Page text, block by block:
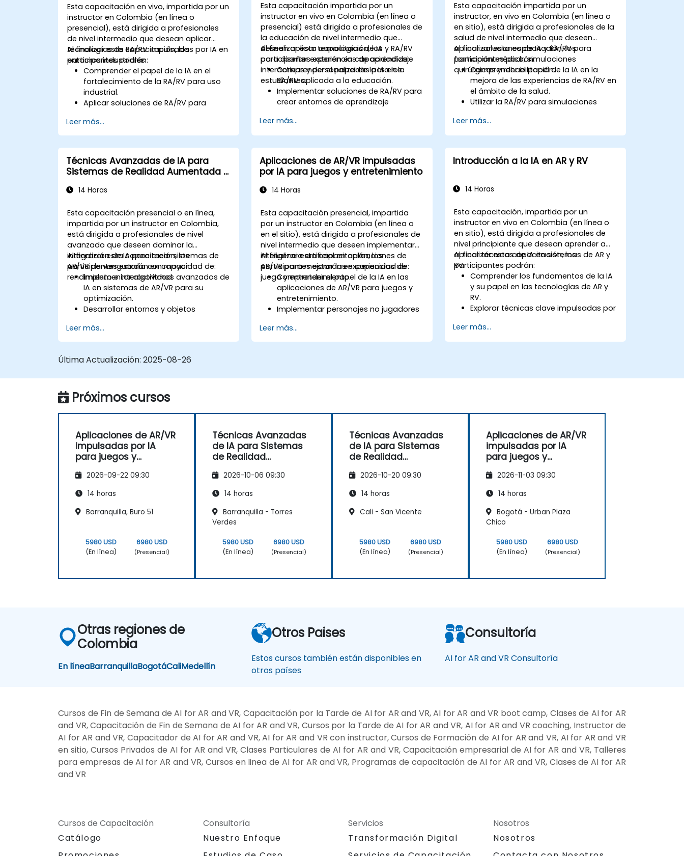
Esta capacitación en vivo, impartida por un
instructor en Colombia (en línea o
presencial), está dirigida a profesionales
de nivel intermedio que desean aplicar
tecnologías de RA/RV impulsadas por IA en
entornos industriales.
Al finalizar esta capacitación, los
participantes podrán:
Comprender el papel de la IA en el
fortalecimiento de la RA/RV para uso
industrial.
Aplicar soluciones de RA/RV para
mantenimiento.
Integrar algoritmos de IA para el
mantenimiento predictivo en entornos
de RA/RV.
Desarrollar aplicaciones de RA/RV
aumentadas con IA para mejorar la
formación y la seguridad de los
Leer más...
Esta capacitación impartida por un
instructor en vivo en Colombia (en línea o
presencial) está dirigida a profesionales de
la educación de nivel intermedio que
deseen aplicar tecnologías de IA y RA/RV
para diseñar experiencias de aprendizaje
interactivas y personalizadas para los
estudiantes.
Al finalizar esta capacitación, los
participantes estarán en capacidad de:
Comprender el papel de la IA en la
RA/RV aplicada a la educación.
Implementar soluciones de RA/RV para
crear entornos de aprendizaje
Diseñar sistemas educativos
personalizados utilizando inteligencia
Evaluar las preocupaciones éticas y de
privacidad relacionadas con la IA en la
educación.
Leer más...
Esta capacitación impartida por un
instructor, en vivo en Colombia (en línea o
en sitio), está dirigida a profesionales de la
salud de nivel intermedio que deseen
aplicar soluciones de IA y RA/RV para
formación médica, simulaciones
quirúrgicas y rehabilitación.
Al finalizar esta capacitación, los
participantes podrán:
Comprender el papel de la IA en la
mejora de las experiencias de RA/RV en
el ámbito de la salud.
Utilizar la RA/RV para simulaciones
Aplicar herramientas de RA/RV en la
rehabilitación y terapia de pacientes.
de privacidad en las herramientas
médicas mejoradas con IA.
Leer más...
Técnicas Avanzadas de IA para
Sistemas de Realidad Aumentada y
14 Horas
Esta capacitación presencial o en línea,
impartida por un instructor en Colombia,
está dirigida a profesionales de nivel
avanzado que deseen dominar la
integración de IA para crear sistemas de
AR/VR de vanguardia con mayor
rendimiento e interactividad.
Al finalizar esta capacitación, los
participantes estarán en capacidad de:
Implementar algoritmos avanzados de
IA en sistemas de AR/VR para su
optimización.
Desarrollar entornos y objetos
inteligencia artificial.
Aplicar aprendizaje automático para
personalización.
el uso de IA.
Leer más...
Aplicaciones de AR/VR impulsadas
por IA para juegos y entretenimiento
14 Horas
Esta capacitación presencial, impartida
por un instructor en Colombia (en línea o
en el sitio), está dirigida a profesionales de
nivel intermedio que deseen implementar
inteligencia artificial en aplicaciones de
AR/VR para mejorar las experiencias de
juego y entretenimiento.
Al finalizar esta capacitación, los
participantes estarán en capacidad de:
Comprender el papel de la IA en las
aplicaciones de AR/VR para juegos y
entretenimiento.
Implementar personajes no jugadores
inmersivos.
Crear experiencias personalizadas
Leer más...
Introducción a la IA en AR y RV
14 Horas
Esta capacitación, impartida por un
instructor en vivo en Colombia (en línea o
en sitio), está dirigida a profesionales de
nivel principiante que desean aprender a
aplicar técnicas de IA en sistemas de AR y
RV.
Al finalizar esta capacitación, los
participantes podrán:
Comprender los fundamentos de la IA
y su papel en las tecnologías de AR y
RV.
Explorar técnicas clave impulsadas por
AR y RV.
Implementar modelos simples de IA en
Leer más...
Última Actualización: 2025-08-26
Próximos cursos
Aplicaciones de AR/VR
impulsadas por IA
para juegos y
2026-09-22 09:30
14 horas
Barranquilla, Buro 51
5980 USD
(En línea)
6980 USD
(Presencial)
Técnicas Avanzadas
de IA para Sistemas
de Realidad
2026-10-06 09:30
14 horas
Barranquilla - Torres
Verdes
5980 USD
(En línea)
6980 USD
(Presencial)
Técnicas Avanzadas
de IA para Sistemas
de Realidad
2026-10-20 09:30
14 horas
Cali - San Vicente
5980 USD
(En línea)
6980 USD
(Presencial)
Aplicaciones de AR/VR
impulsadas por IA
para juegos y
2026-11-03 09:30
14 horas
Bogotá - Urban Plaza
Chico
5980 USD
(En línea)
6980 USD
(Presencial)
Otras regiones de
Colombia
En líneaBarranquillaBogotáCaliMedellín
Otros Paises
Estos cursos también están disponibles en
otros países
Consultoría
AI for AR and VR Consultoría
Cursos de Fin de Semana de AI for AR and VR, Capacitación por la Tarde de AI for AR and VR, AI for AR and VR boot camp, Clases de AI for AR
and VR, Capacitación de Fin de Semana de AI for AR and VR, Cursos por la Tarde de AI for AR and VR, AI for AR and VR coaching, Instructor de
AI for AR and VR, Capacitador de AI for AR and VR, AI for AR and VR con instructor, Cursos de Formación de AI for AR and VR, AI for AR and VR
en sitio, Cursos Privados de AI for AR and VR, Clases Particulares de AI for AR and VR, Capacitación empresarial de AI for AR and VR, Talleres
para empresas de AI for AR and VR, Cursos en linea de AI for AR and VR, Programas de capacitación de AI for AR and VR, Clases de AI for AR
and VR
Cursos de Capacitación
Catálogo
Consultoría
Nuestro Enfoque
Servicios
Transformación Digital
Nosotros
Nosotros